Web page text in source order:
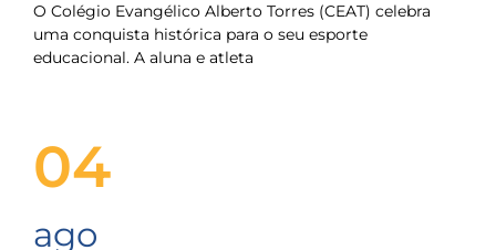
O Colégio Evangélico Alberto Torres (CEAT) celebra
uma conquista histórica para o seu esporte
educacional. A aluna e atleta
04
ago